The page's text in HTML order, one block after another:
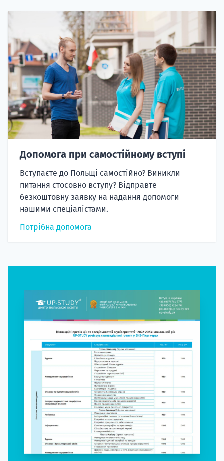
Допомога при самостійному вступі
Вступаєте до Польщі самостійно? Виникли
питання стосовно вступу? Відправте
безкоштовну заявку на надання допомоги
нашими спеціалістами.
Потрібна допомога